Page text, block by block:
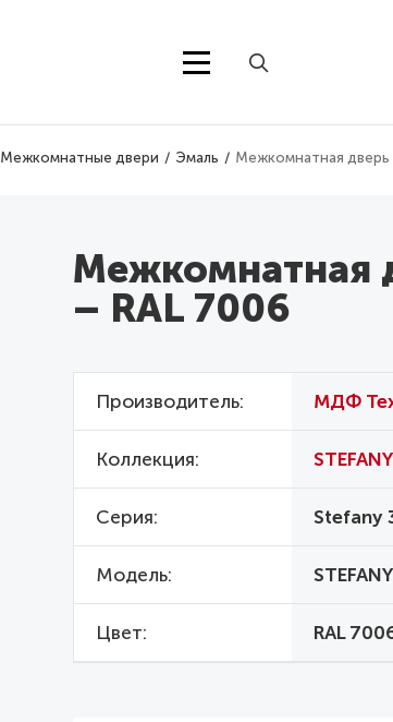
Межкомнатные двери Эмаль Межкомнатная дверь
Межкомнатная
– RAL 7006
Производитель МДФ
Коллекция STEFANY
Серия Stefany
Модель
Цвет RAL